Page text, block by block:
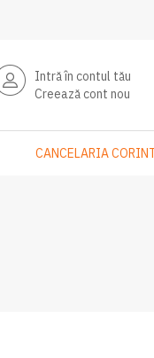
Intră în contul tău
Creează cont nou
CANCELARIA